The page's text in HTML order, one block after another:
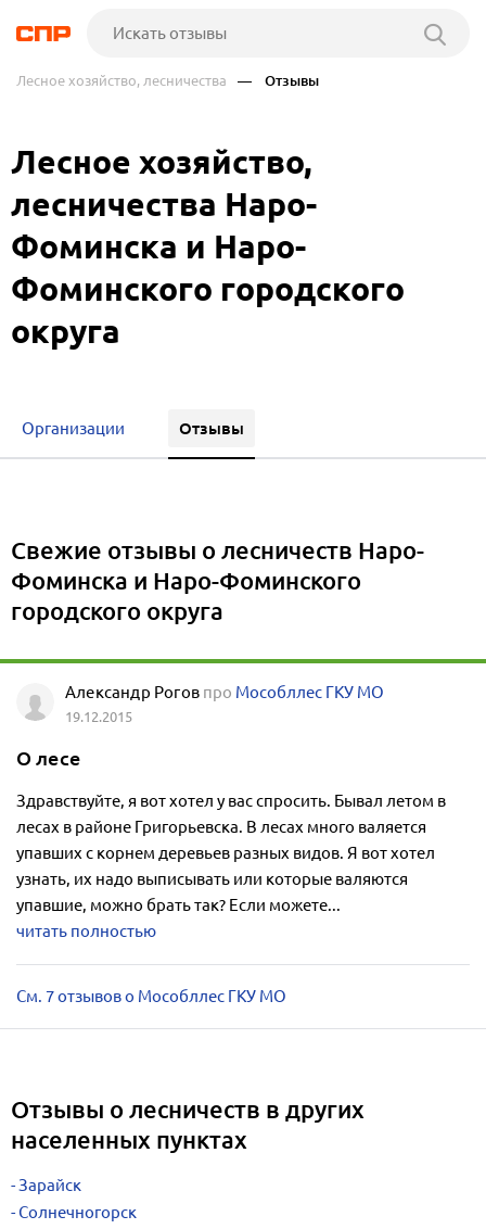
Лесное хозяйство, лесничества — Отзывы
Лесное хозяйство,
лесничества Наро-
Фоминска и Наро-
Фоминского городского
округа
Организации Отзывы
Свежие отзывы о лесничеств Наро-
Фоминска и Наро-Фоминского
городского округа
Александр Рогов про Мособллес ГКУ МО
19.12.2015
О лесе
Здравствуйте, я вот хотел у вас спросить. Бывал летом в
лесах в районе Григорьевска. В лесах много валяется
упавших с корнем деревьев разных видов. Я вот хотел
узнать, их надо выписывать или которые валяются
упавшие, можно брать так? Если можете...
читать полностью
См. 7 отзывов о Мособллес ГКУ МО
Отзывы о лесничеств в других
населенных пунктах
Зарайск
Солнечногорск